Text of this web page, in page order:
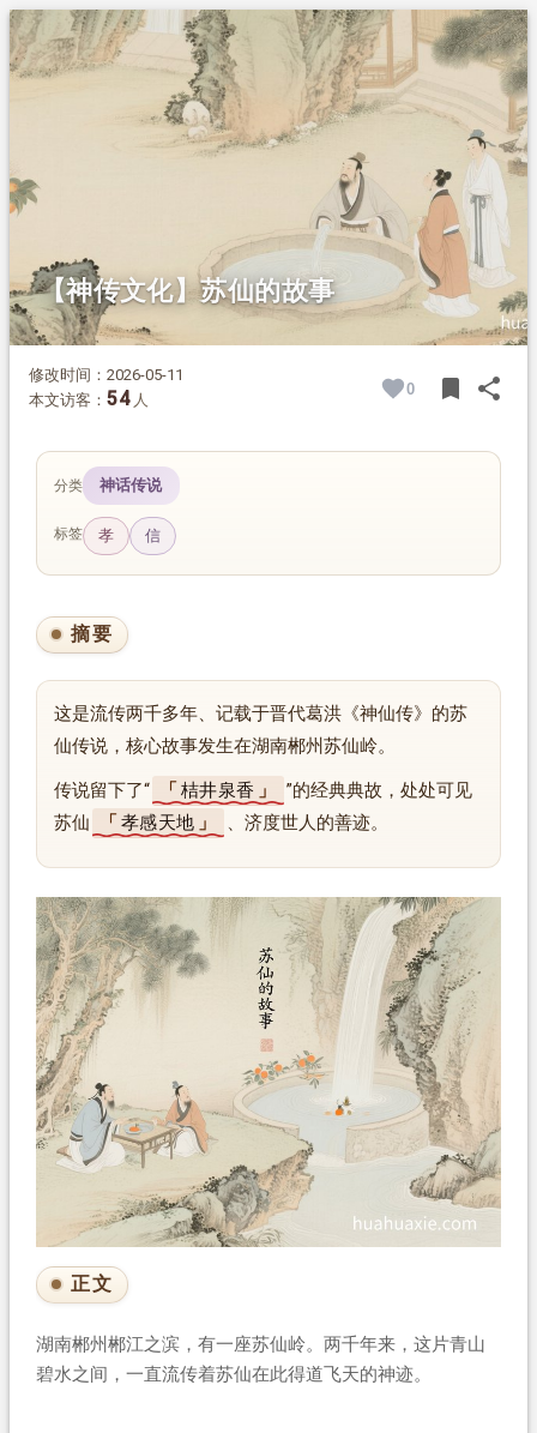
1.
摘要
2. 正文
仙翁赐名 学道山中
孝行显异 道术初成
【神传文化】苏仙的故事
修改时间：2026-05-11
本文访客： 54人
0 bookmark share
分类 神话传说
标签 孝 信
摘要
这是流传两千多年、记载于晋代葛洪《神仙传》的苏
仙传说，核心故事发生在湖南郴州苏仙岭。
传说留下了“ 桔井泉香
”的经典典故，处处可见
苏仙
孝感天地 、济度世人的善迹。
正文
湖南郴州郴江之滨，有一座苏仙岭。两千年来，这片青山
碧水之间，一直流传着苏仙在此得道飞天的神迹。